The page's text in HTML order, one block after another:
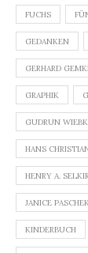
FUCHS
GEDANKEN
GERHARD
GRAPHIK
GUDRUN
HANS
HENRY A.
JANICE
KINDERBUCH